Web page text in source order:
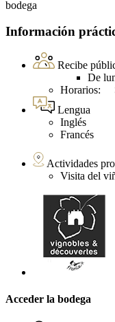
bodega
Información
Recibe
De
Horarios:
Lengua
Inglés
Francés
Actividades
Visita del
Acceder la bodega